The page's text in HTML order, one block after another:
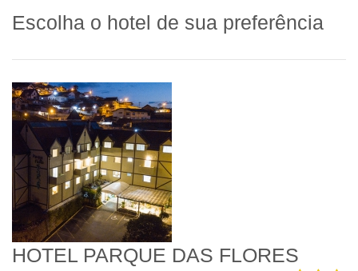
Escolha o hotel de sua preferência
HOTEL PARQUE DAS FLORES